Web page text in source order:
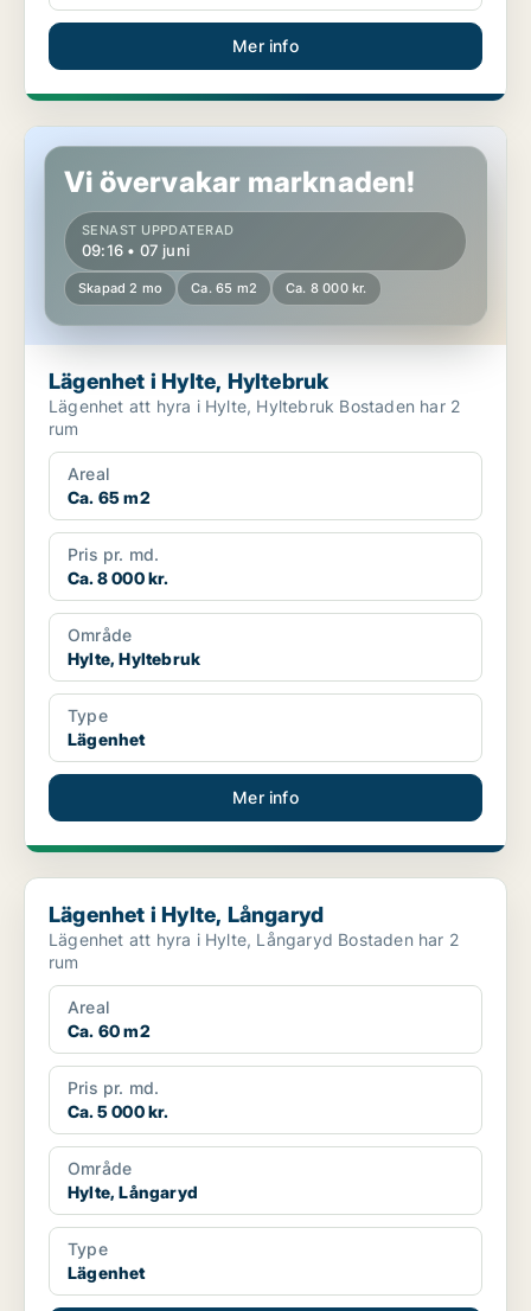
Mer info
Lägenhet i Hylte, Hyltebruk
Vi övervakar marknaden!
SENAST UPPDATERAD
09:16 • 07 juni
Skapad 2 mo Ca. 65 m2 Ca. 8 000 kr.
Lägenhet i Hylte, Hyltebruk
Lägenhet att hyra i Hylte, Hyltebruk Bostaden har 2
rum
Areal
Ca. 65 m2
Pris pr. md.
Ca. 8 000 kr.
Område
Hylte, Hyltebruk
Type
Lägenhet
Mer info
Lägenhet i Hylte, Långaryd
Lägenhet i Hylte, Långaryd
Lägenhet att hyra i Hylte, Långaryd Bostaden har 2
rum
Areal
Ca. 60 m2
Pris pr. md.
Ca. 5 000 kr.
Område
Hylte, Långaryd
Type
Lägenhet